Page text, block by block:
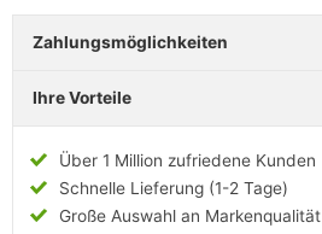
Zahlungsmöglichkeiten
Ihre Vorteile
Über 1 Million zufriedene Kunden
Schnelle Lieferung (1-2 Tage)
Große Auswahl an Markenqualität